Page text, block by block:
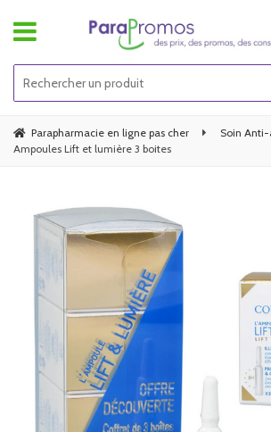
Parapharmacie en ligne pas cher Soin
Ampoules Lift et lumière 3 boites